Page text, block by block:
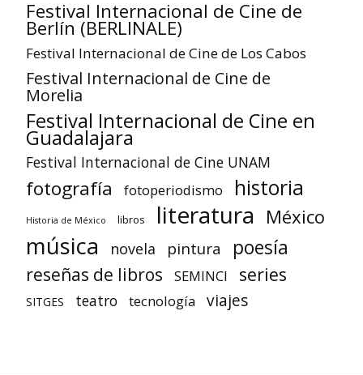
Festival Internacional de Cine de
Berlín (BERLINALE)
Festival Internacional de Cine de Los Cabos
Festival Internacional de Cine de
Morelia
Festival Internacional de Cine en
Guadalajara
Festival Internacional de Cine UNAM
fotografía fotoperiodismo historia
Historia de México libros literatura México
música novela pintura poesía
reseñas de libros SEMINCI series
SITGES teatro tecnología viajes